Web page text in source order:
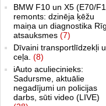
BMW F10 un X5 (E70/
remonts: dzinēja ķēžu
maiņa un diagnostika
atsauksmes (7)
Dīvaini transportlīdzekļi
ceļa. (8)
iAuto aculiecinieks:
Sadursme, aktuālie
negadījumi un policijas
darbs, sūti video (LIVE)